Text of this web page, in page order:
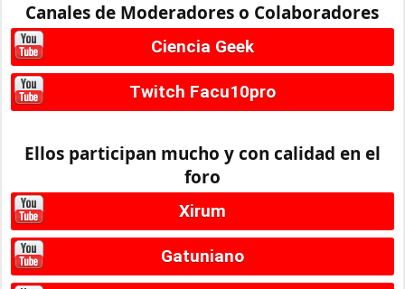
Canales de Moderadores o Colaboradores
Ciencia Geek
Twitch Facu10pro
Ellos participan mucho y con calidad en el
foro
Xirum
Gatuniano